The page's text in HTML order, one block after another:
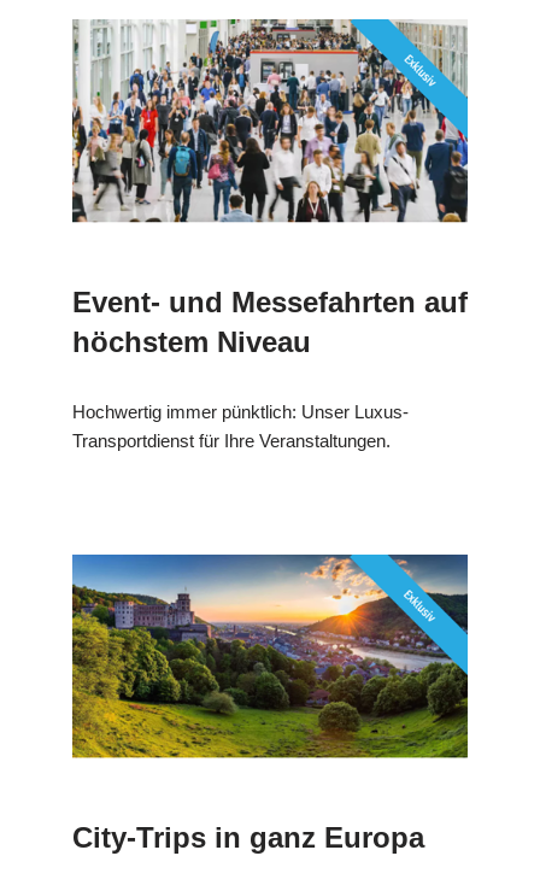
Event- und Messefahrten auf
höchstem Niveau
Hochwertig immer pünktlich: Unser Luxus-
Transportdienst für Ihre Veranstaltungen.
City-Trips in ganz Europa